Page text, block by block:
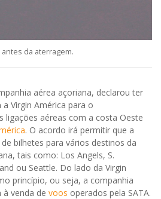
antes da aterragem.
aérea açoriana, declarou ter
Virgin América para o
ligações aéreas com a costa Oeste
. O acordo irá permitir que a
bilhetes para vários destinos da
tais como: Los Angels, S.
ou Seattle. Do lado da Virgin
princípio, ou seja, a companhia
venda de voos operados pela SATA.